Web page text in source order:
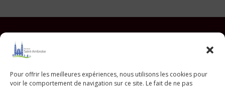
Pour offrir les meilleures expériences, nous utilisons les cookies pour
voir le comportement de navigation sur ce site. Le fait de ne pas